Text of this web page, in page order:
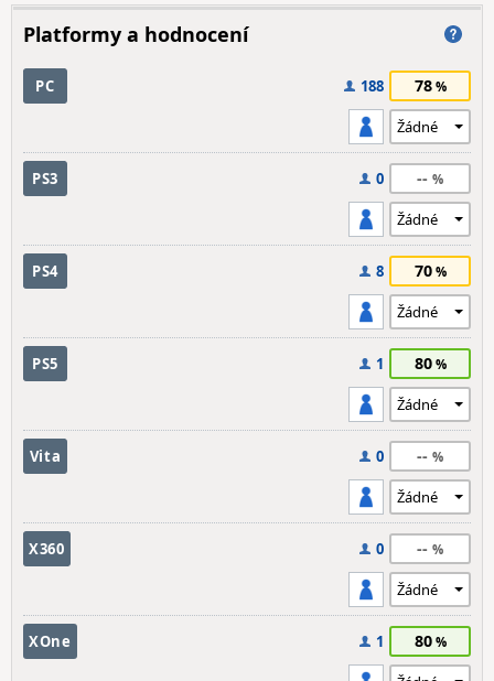
Platformy a hodnocení
PC 188 78
PS3 0 --
PS4 8 70
PS5 1 80
Vita 0 --
X360 0 --
XOne 1 80